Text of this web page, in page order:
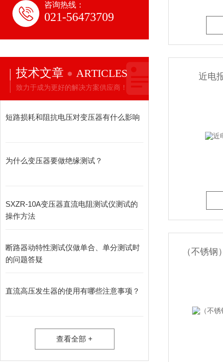
咨询热线：
021-56473709
技术文章 ARTICLES
致力于成为更好的解决方案供应商！
短路损耗和阻抗电压对变压器有什么影响
为什么变压器要做绝缘测试？
SXZR-10A变压器直流电阻测试仪测试的
操作方法
断路器动特性测试仪做单合、单分测试时
的问题答疑
直流高压发生器的使用有哪些注意事项？
查看全部 +
近电
（不锈